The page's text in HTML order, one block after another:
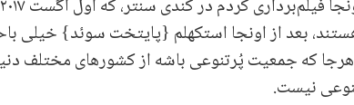
بعد از اونجا استکهلم {پایتخت سوئد} خیلی
که جمعیت پُرتنوعی باشه از کشورهای مختلف
نیست.